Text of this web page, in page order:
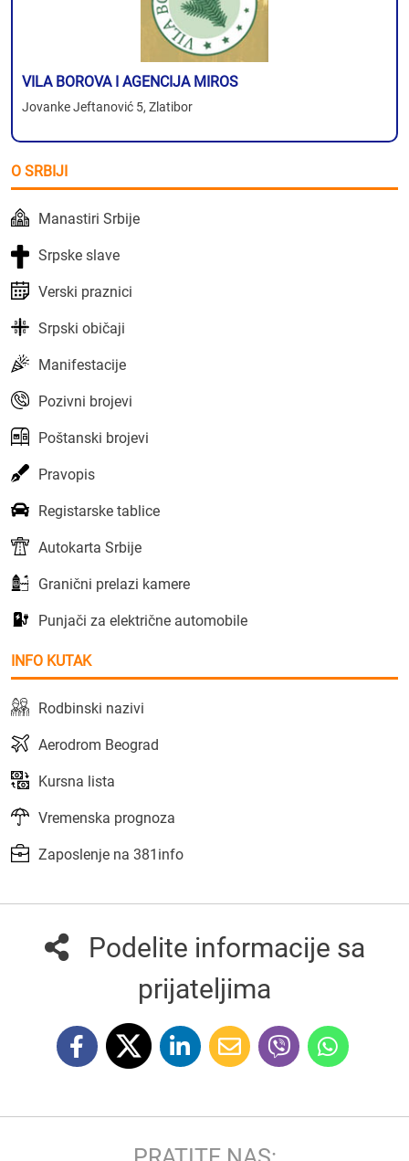
VILA BOROVA I AGENCIJA MIROS
Jovanke Jeftanović 5, Zlatibor
O SRBIJI
Manastiri Srbije
Srpske slave
Verski praznici
Srpski običaji
Manifestacije
Pozivni brojevi
Poštanski brojevi
Pravopis
Registarske tablice
Autokarta Srbije
Granični prelazi kamere
Punjači za električne automobile
INFO KUTAK
Rodbinski nazivi
Aerodrom Beograd
Kursna lista
Vremenska prognoza
Zaposlenje na 381info
Podelite informacije sa
prijateljima